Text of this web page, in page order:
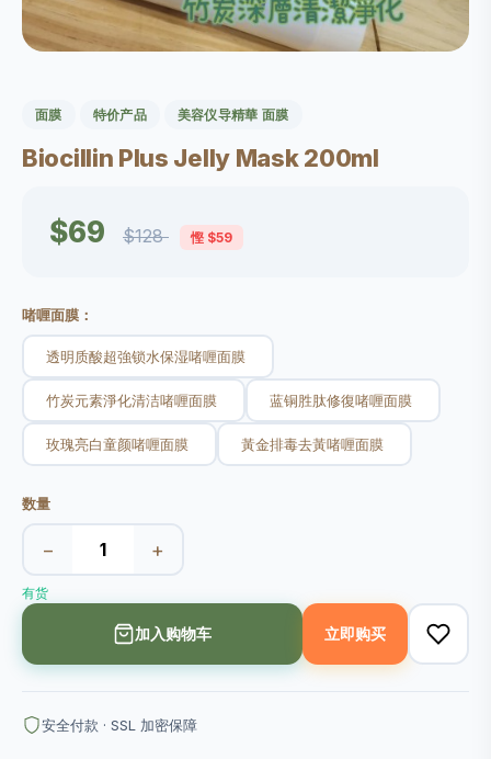
面膜 特价产品 美容仪导精華 面膜
Biocillin Plus Jelly Mask 200ml
$69 $128 慳 $59
啫喱面膜：
透明质酸超強锁水保湿啫喱面膜
竹炭元素淨化清洁啫喱面膜 蓝铜胜肽修復啫喱面膜
玫瑰亮白童颜啫喱面膜 黃金排毒去黃啫喱面膜
数量
− +
有货
加入购物车 立即购买
安全付款 · SSL 加密保障